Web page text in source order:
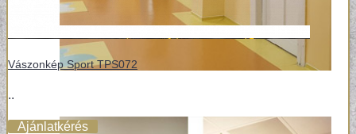
Vászonkép Sport TPS072
..
Ajánlatkérés